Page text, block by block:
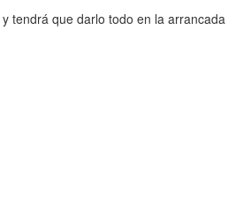
y tendrá que darlo todo en la